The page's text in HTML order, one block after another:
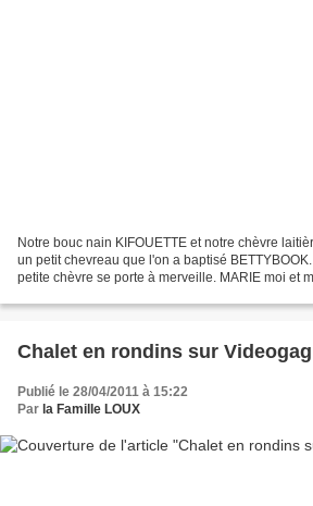
Notre bouc nain KIFOUETTE et notre chèvre
un petit chevreau que l'on a baptisé
petite chèvre se porte à merveille. MARIE moi et
Chalet en rondins sur Videogag
Publié le 28/04/2011 à 15:22
Par la Famille LOUX